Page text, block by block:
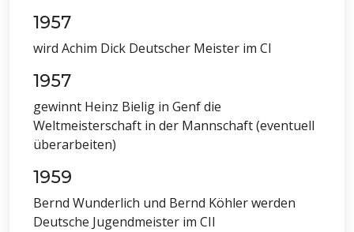
1957
wird Achim Dick Deutscher Meister im CI
1957
gewinnt Heinz Bielig in Genf die
Weltmeisterschaft in der Mannschaft (eventuell
überarbeiten)
1959
Bernd Wunderlich und Bernd Köhler werden
Deutsche Jugendmeister im CII